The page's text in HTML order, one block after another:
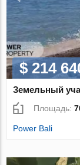
$ 214
Земельный
Площадь:
Power Bali